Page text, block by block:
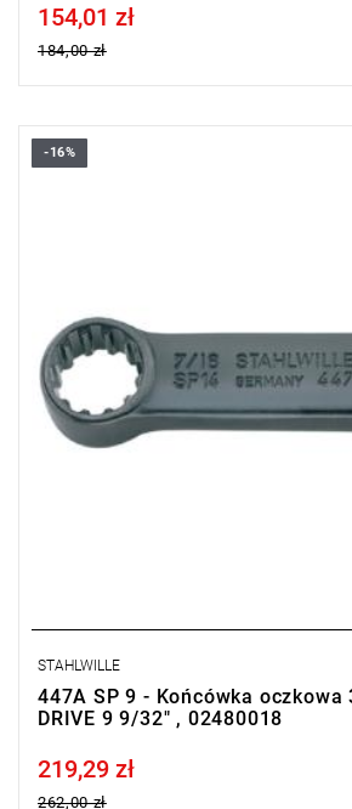
Price tax included
154,01 zł
184,00 zł
-16%
STAHLWILLE
447A SP 9 - Końcówka oczkowa
DRIVE 9 9/32" , 02480018
Price tax included
219,29 zł
262,00 zł